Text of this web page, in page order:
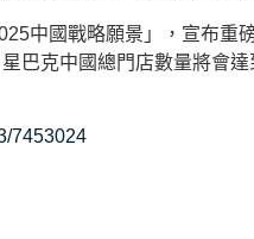
中國戰略願景」，宣布
巴克中國總門店數量將會
7453024